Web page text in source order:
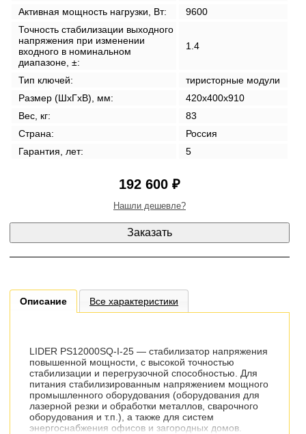
Активная мощность нагрузки, Вт:
9600
Точность стабилизации выходного
напряжения при изменении
входного в номинальном
диапазоне, ±:
1.4
Тип ключей:
тиристорные модули
Размер (ШxГxВ), мм:
420x400x910
Вес, кг:
83
Страна:
Россия
Гарантия, лет:
5
192 600 ₽
Нашли дешевле?
Описание Все характеристики
LIDER PS12000SQ-I-25 — стабилизатор напряжения
повышенной мощности, с высокой точностью
стабилизации и перегрузочной способностью. Для
питания стабилизированным напряжением мощного
промышленного оборудования (оборудования для
лазерной резки и обработки металлов, сварочного
оборудования и т.п.), а также для систем
энергоснабжения офисов и загородных домов.